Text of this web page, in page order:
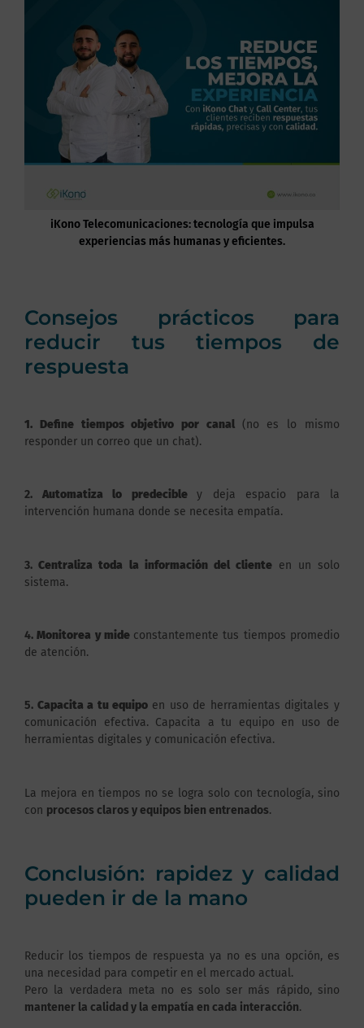
iKono Telecomunicaciones: tecnología que impulsa
experiencias más humanas y eficientes.
Consejos prácticos para
reducir tus tiempos de
respuesta
1. Define tiempos objetivo por canal (no es lo mismo
responder un correo que un chat).
2. Automatiza lo predecible y deja espacio para la
intervención humana donde se necesita empatía.
3.Centraliza toda la información del cliente en un solo
sistema.
4.Monitorea y mide constantemente tus tiempos promedio
de atención.
5. Capacita a tu equipo en uso de herramientas digitales y
comunicación efectiva. Capacita a tu equipo en uso de
herramientas digitales y comunicación efectiva.
La mejora en tiempos no se logra solo con tecnología, sino
con procesos claros y equipos bien entrenados.
Conclusión: rapidez y calidad
pueden ir de la mano
Reducir los tiempos de respuesta ya no es una opción, es
una necesidad para competir en el mercado actual.
Pero la verdadera meta no es solo ser más rápido, sino
mantener la calidad y la empatía en cada interacción.